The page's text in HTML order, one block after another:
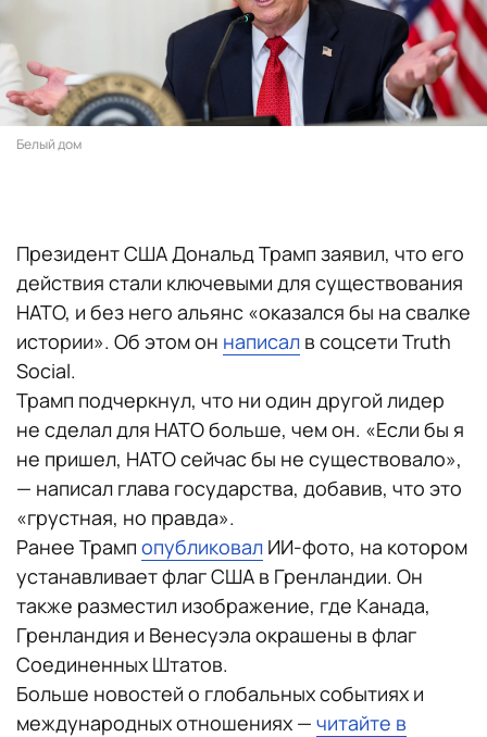
Белый дом
Президент США Дональд Трамп заявил, что его
действия стали ключевыми для существования
НАТО, и без него альянс «оказался бы на свалке
истории». Об этом он написал в соцсети Truth
Social.
Трамп подчеркнул, что ни один другой лидер
не сделал для НАТО больше, чем он. «Если бы я
не пришел, НАТО сейчас бы не существовало»,
— написал глава государства, добавив, что это
«грустная, но правда».
Ранее Трамп опубликовал ИИ-фото, на котором
устанавливает флаг США в Гренландии. Он
также разместил изображение, где Канада,
Гренландия и Венесуэла окрашены в флаг
Соединенных Штатов.
Больше новостей о глобальных событиях и
международных отношениях — читайте в